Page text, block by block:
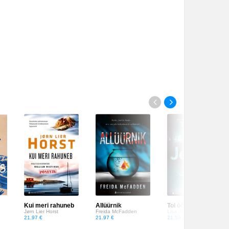
seda
kui
Kui meri rahuneb
Jørn Lier Horst
21.97 €
Allüürnik
Freida McFadden
21.97 €
Tol ööl, kui ta kadus
21.59 €